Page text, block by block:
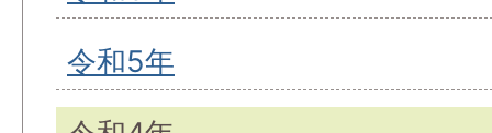
令和5年